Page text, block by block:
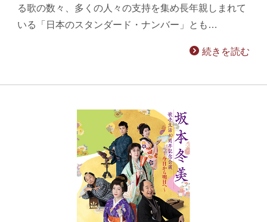
る歌の数々、多くの人々の支持を集め長年親しまれて
いる「日本のスタンダード・ナンバー」とも…
続きを読む